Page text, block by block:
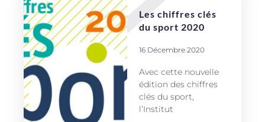
Les chiffres clés
du sport 2020
16 Décembre 2020
Avec cette nouvelle
édition des chiffres
clés du sport,
l’Institut